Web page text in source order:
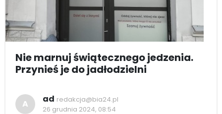
Nie marnuj świątecznego jedzenia.
Przynieś je do jadłodzielni
A ad redakcja@bia24.pl
26 grudnia 2024, 08:54